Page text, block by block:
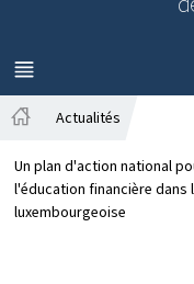
MENU
PRINCIPAL
Actualités
Un plan d'action national
l'éducation financière dans
luxembourgeoise